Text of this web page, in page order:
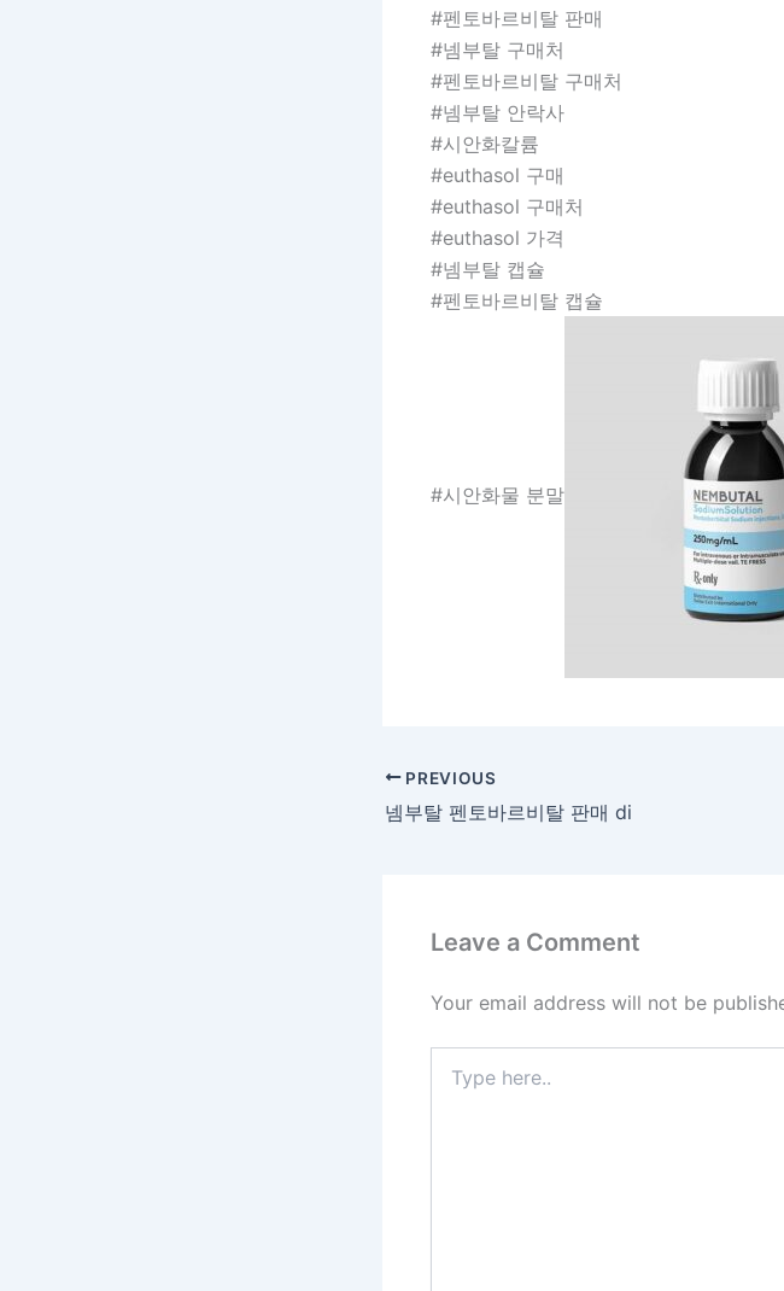
#펜토바르비탈 판매
#넴부탈 구매처
#펜토바르비탈 구매처
#넴부탈 안락사
#시안화칼륨
#euthasol 구매
#euthasol 구매처
#euthasol 가격
#넴부탈 캡슐
#펜토바르비탈 캡슐
#시안화물 분말
PREVIOUS
넴부탈 펜토바르비탈 판매 di
Leave a Comment
Your email address will not be
here..